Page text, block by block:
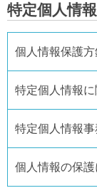
特定個人情
個人情報保護方
特定個人情報
特定個人情報
個人情報の保